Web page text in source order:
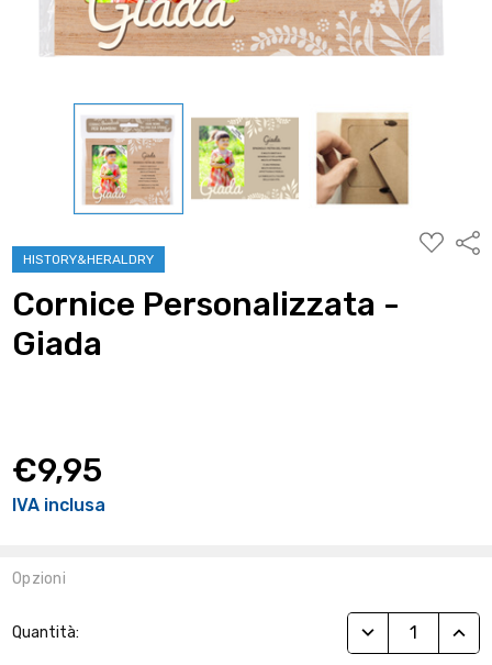
HISTORY&HERALDRY
ALLA
Cornice Personalizzata -
Giada
€9,95
IVA inclusa
Opzioni
Attuale:
Quantità: RIDUCI